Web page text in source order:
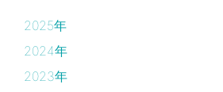
2025年
2024年
2023年